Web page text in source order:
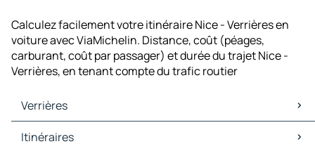
Calculez facilement votre itinéraire Nice - Verrières en
voiture avec ViaMichelin. Distance, coût (péages,
carburant, coût par passager) et durée du trajet Nice -
Verrières, en tenant compte du trafic routier
Verrières
Verrières Cartes et plans
Itinéraires